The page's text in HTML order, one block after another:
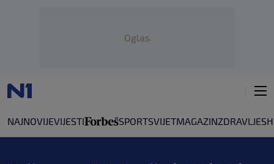
Oglas
NAJNOVIJEVIJESTI SPORTSVIJETMAGAZINZDRAVLJE